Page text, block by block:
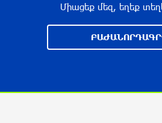
Оппозиция Грузии
Միացեք մեզ, եղեք